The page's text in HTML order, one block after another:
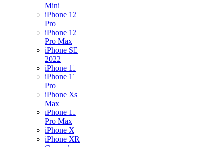
Mini
iPhone 12
Pro
iPhone 12
Pro Max
iPhone SE
2022
iPhone 11
iPhone 11
Pro
iPhone Xs
Max
iPhone 11
Pro Max
iPhone X
iPhone XR